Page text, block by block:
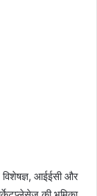
विशेषज्ञ, आईईसी और